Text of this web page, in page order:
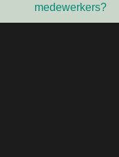
medewerkers?